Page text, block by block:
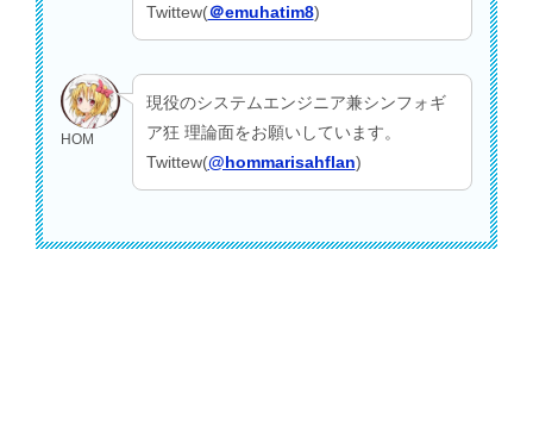
Twittew(＠emuhatim8)
HOM
現役のシステムエンジニア兼シンフォギ
ア狂 理論面をお願いしています。
Twittew(@hommarisahflan)